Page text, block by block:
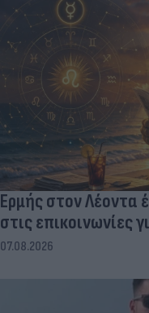
Ερμής στον Λέοντα
στις επικοινωνίες
07.08.2026